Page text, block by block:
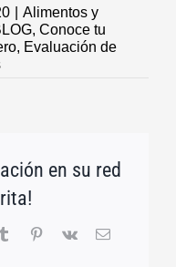
Alimentos y
, Conoce tu
, Evaluación de
en su red
TumblrPinterest
Vk Email